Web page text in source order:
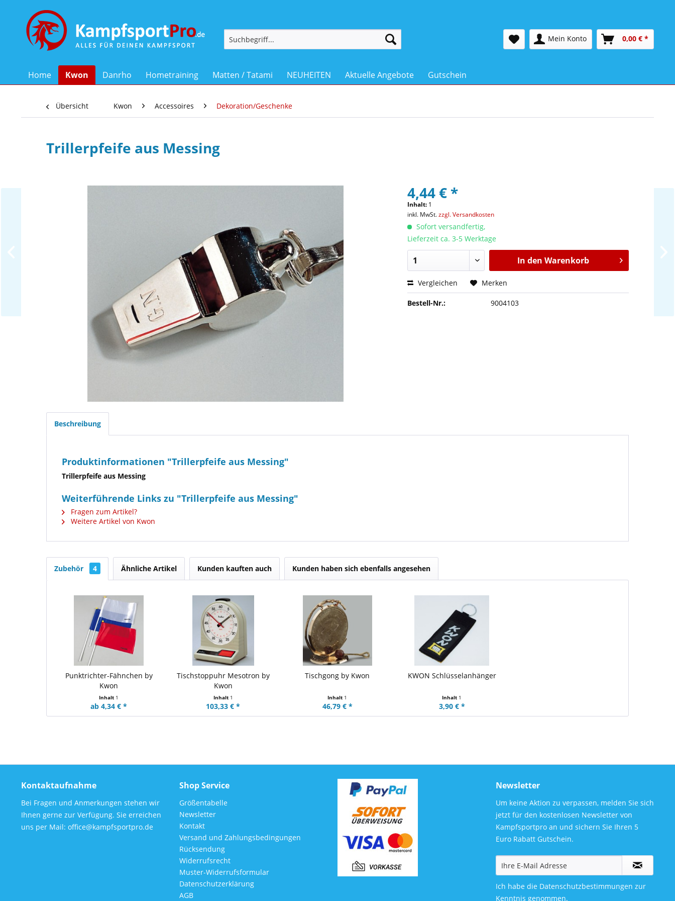
Mein Konto 0,00 € *
Home Kwon Danrho Hometraining Matten / Tatami NEUHEITEN Aktuelle Angebote Gutschein
Übersicht Kwon Accessoires Dekoration/Geschenke
Trillerpfeife aus Messing
4,44 € *
Inhalt: 1
inkl. MwSt.zzgl. Versandkosten
Sofort versandfertig,
Lieferzeit ca. 3-5 Werktage
In den Warenkorb
Vergleichen Merken
Bestell-Nr.: 9004103
Beschreibung
Produktinformationen "Trillerpfeife aus Messing"
Trillerpfeife aus Messing
Weiterführende Links zu "Trillerpfeife aus Messing"
Fragen zum Artikel?
Weitere Artikel von Kwon
Zubehör 4 Ähnliche Artikel Kunden kauften auch Kunden haben sich ebenfalls angesehen
Punktrichter-Fähnchen by
Kwon
Inhalt 1
ab 4,34 € *
Tischstoppuhr Mesotron by
Kwon
Inhalt 1
103,33 € *
Tischgong by Kwon
Inhalt 1
46,79 € *
KWON Schlüsselanhänger
Inhalt 1
3,90 € *
Kontaktaufnahme
Bei Fragen und Anmerkungen stehen wir
Ihnen gerne zur Verfügung. Sie erreichen
uns per Mail: office@kampfsportpro.de
Shop Service
Größentabelle
Newsletter
Kontakt
Versand und Zahlungsbedingungen
Rücksendung
Widerrufsrecht
Muster-Widerrufsformular
Datenschutzerklärung
AGB
Newsletter
Um keine Aktion zu verpassen, melden Sie sich
jetzt für den kostenlosen Newsletter von
Kampfsportpro an und sichern Sie Ihren 5
Euro Rabatt Gutschein.
Ich habe die Datenschutzbestimmungen zur
Kenntnis genommen.